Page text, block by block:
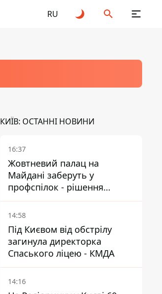
RU
КИЇВ: ОСТАННІ НОВИНИ
16:37
Жовтневий палац на
Майдані заберуть у
профспілок - рішення
Господарського суду
14:58
Під Києвом від обстрілу
загинула директорка
Спаського ліцею - КМДА
14:16